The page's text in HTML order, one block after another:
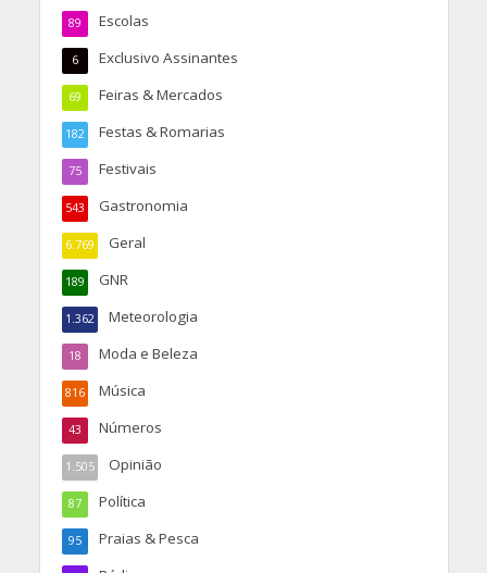
Escolas
89
Exclusivo Assinantes
6
Feiras & Mercados
69
Festas & Romarias
182
Festivais
75
Gastronomia
543
Geral
6.769
GNR
189
Meteorologia
1.362
Moda e Beleza
18
Música
816
Números
43
Opinião
1.505
Política
87
Praias & Pesca
95